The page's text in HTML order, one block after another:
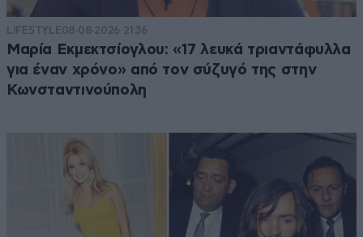
LIFESTYLE08·08·2026 21:36
Μαρία Εκμεκτσίογλου: «17 λευκά τριαντάφυλλα
για έναν χρόνο» από τον σύζυγό της στην
Κωνσταντινούπολη